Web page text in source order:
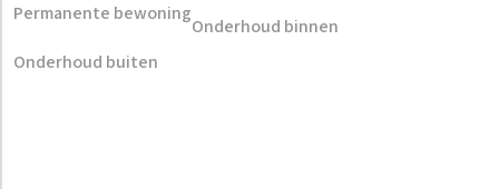
Permanente bewoning
Onderhoud binnen
Onderhoud buiten